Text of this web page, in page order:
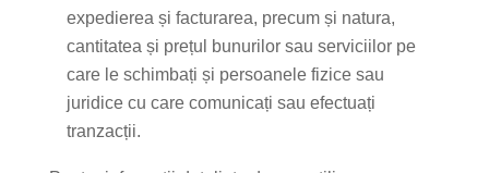
expedierea și facturarea, precum și natura,
cantitatea și prețul bunurilor sau serviciilor pe
care le schimbați și persoanele fizice sau
juridice cu care comunicați sau efectuați
tranzacții.